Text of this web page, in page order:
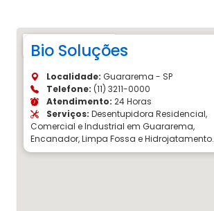
Bio Soluções
Localidade: Guararema - SP
Telefone: (11) 3211-0000
Atendimento: 24 Horas
Serviços: Desentupidora Residencial,
Comercial e Industrial em Guararema,
Encanador, Limpa Fossa e Hidrojatamento.